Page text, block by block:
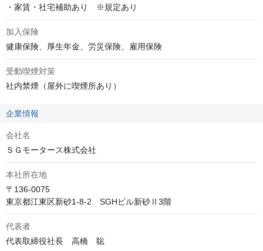
・家賃・社宅補助あり　※規定あり
加入保険
健康保険、厚生年金、労災保険、雇用保険
受動喫煙対策
社内禁煙（屋外に喫煙所あり）
企業情報
会社名
ＳＧモータース株式会社
本社所在地
〒136-0075
東京都江東区新砂1-8-2　SGHビル新砂Ⅱ3階
代表者
代表取締役社長　高橋　聡